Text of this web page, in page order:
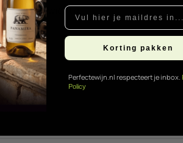
evenwichtig.Vul hier je maildres in...
Korting pakken
Perfectewijn.nl respecteert je inbox.
Policy